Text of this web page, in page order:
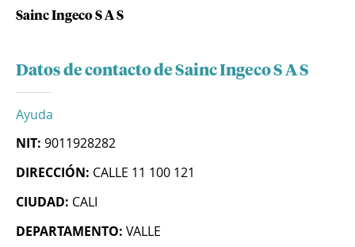
Sainc Ingeco S A S
Datos de contacto de Sainc Ingeco S A S
Ayuda
NIT: 9011928282
DIRECCIÓN: CALLE 11 100 121
CIUDAD: CALI
DEPARTAMENTO: VALLE